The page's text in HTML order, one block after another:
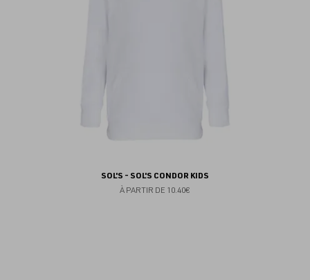
SOL'S - SOL'S CONDOR KIDS
À PARTIR DE 10.40€